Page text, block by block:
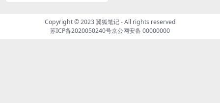
Copyright © 2023翼狐笔记- All rights reserved
苏ICP备2020050240号京公网安备 00000000